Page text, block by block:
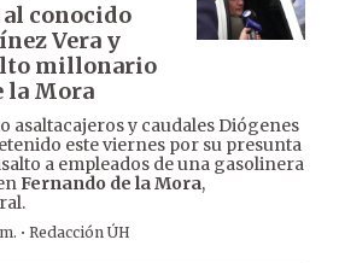
conocido
Vera y
millonario
la Mora
asaltacajeros y caudales Diógenes
este viernes por su presunta
a empleados de una gasolinera
Fernando de la Mora,
· Redacción ÚH